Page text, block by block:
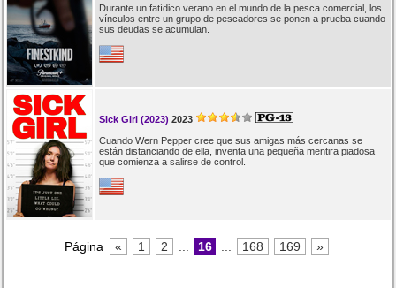
Durante un fatídico verano en el mundo de la pesca comercial, los
vínculos entre un grupo de pescadores se ponen a prueba cuando
sus deudas se acumulan.
Sick Girl (2023) 2023
Cuando Wern Pepper cree que sus amigas más cercanas se
están distanciando de ella, inventa una pequeña mentira piadosa
que comienza a salirse de control.
Página « 1 2 16 168 169 »